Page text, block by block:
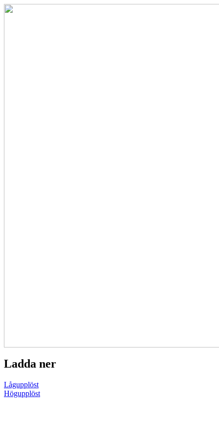
Ladda ner
Lågupplöst
Högupplöst